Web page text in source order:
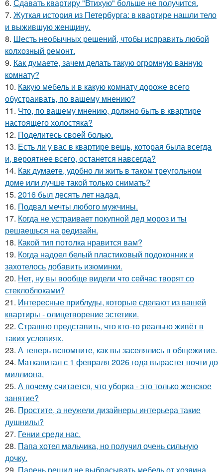
6. Сдавать квартиру "Втихую" больше не получится.
7. Жуткая история из Петербурга: в квартире нашли тело
и выжившую женщину.
8. Шесть необычных решений, чтобы исправить любой
колхозный ремонт.
9. Как думаете, зачем делать такую огромную ванную
комнату?
10. Какую мебель и в какую комнату дороже всего
обустраивать, по вашему мнению?
11. Что, по вашему мнению, должно быть в квартире
настоящего холостяка?
12. Поделитесь своей болью.
13. Есть ли у вас в квартире вещь, которая была всегда
и, вероятнее всего, останется навсегда?
14. Как думаете, удобно ли жить в таком треугольном
доме или лучше такой только снимать?
15. 2016 был десять лет надад.
16. Подвал мечты любого мужчины.
17. Когда не устраивает покупной дед мороз и ты
решаешься на редизайн.
18. Какой тип потолка нравится вам?
19. Когда надоел белый пластиковый подоконник и
захотелось добавить изюминки.
20. Нет, ну вы вообще видели что сейчас творят со
стеклоблоками?
21. Интересные приблуды, которые сделают из вашей
квартиры - олицетворение эстетики.
22. Страшно представить, что кто-то реально живёт в
таких условиях.
23. А теперь вспомните, как вы заселялись в общежитие.
24. Маткапитал с 1 февраля 2026 года вырастет почти до
миллиона.
25. А почему считается, что уборка - это только женское
занятие?
26. Простите, а неужели дизайнеры интерьера такие
душнилы?
27. Гении среди нас.
28. Папа хотел мальчика, но получил очень сильную
дочку.
29. Парень решил не выбрасывать мебель от хозяина